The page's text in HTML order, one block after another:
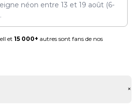
néon entre 13 et 19 août (6-
et 15 000+ autres sont fans de nos
+